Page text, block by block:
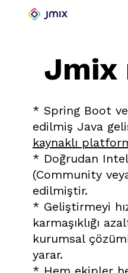
Jmix
* Spring Boot
edilmiş Java
kaynaklı
* Doğrudan
(Community
edilmiştir.
* Geliştirmeyi
karmaşıklığı
kurumsal
yarar.